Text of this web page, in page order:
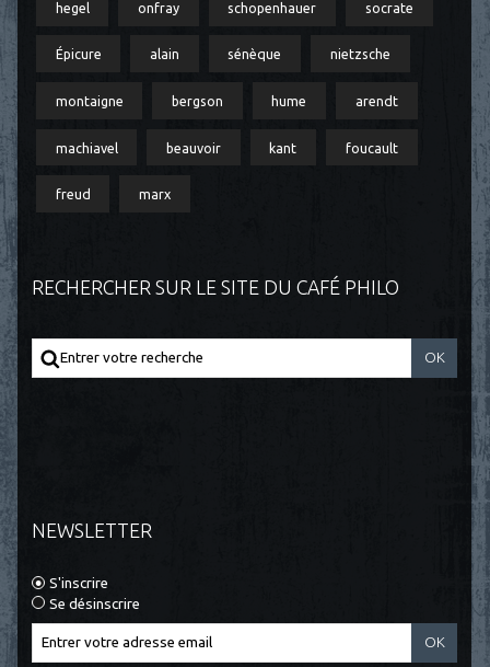
hegel onfray schopenhauer socrate
Épicure alain sénèque nietzsche
montaigne bergson hume arendt
machiavel beauvoir kant foucault
freud marx
RECHERCHER SUR LE SITE DU CAFÉ PHILO
NEWSLETTER
S'inscrire
Se désinscrire